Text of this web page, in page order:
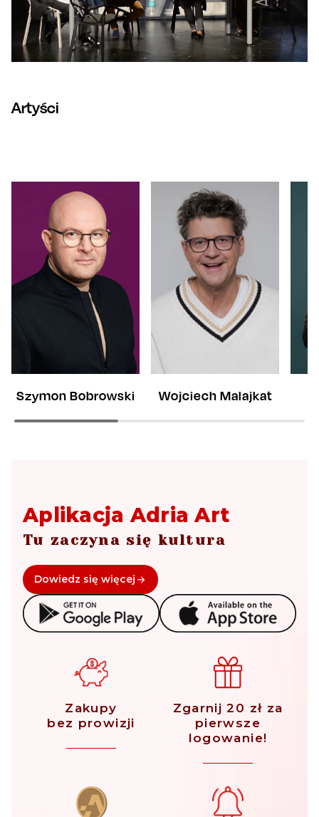
Artyści
Szymon Bobrowski Wojciech Malajkat
Aplikacja Adria Art
Tu zaczyna się kultura
Dowiedz się więcej
Zakupy
bez prowizji
Zgarnij 20 zł za
pierwsze
logowanie!